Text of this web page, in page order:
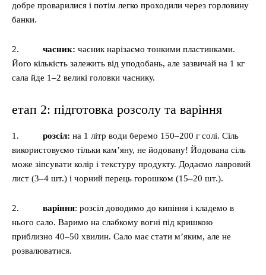
добре проварилися і потім легко проходили через горловину
банки.
2. часник: часник нарізаємо тонкими пластинками.
Його кількість залежить від уподобань, але зазвичай на 1 кг
сала йде 1–2 великі головки часнику.
етап 2: підготовка розсолу та варіння
1. розсіл: на 1 літр води беремо 150–200 г солі. Сіль
використовуємо тільки кам’яну, не йодовану! Йодована сіль
може зіпсувати колір і текстуру продукту. Додаємо лавровий
лист (3–4 шт.) і чорний перець горошком (15–20 шт.).
2. варіння: розсіл доводимо до кипіння і кладемо в
нього сало. Варимо на слабкому вогні під кришкою
приблизно 40–50 хвилин. Сало має стати м’яким, але не
розвалюватися.